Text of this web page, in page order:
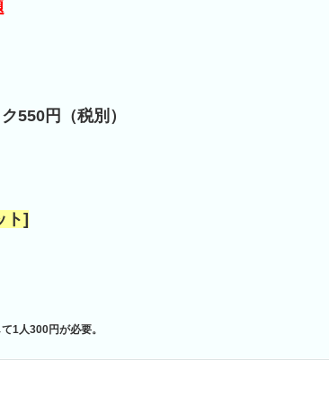
550円（税別）
ト]
1人300円が必要。